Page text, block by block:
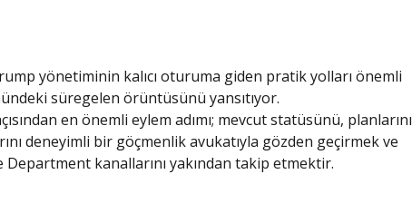
yönetiminin kalıcı oturuma giden pratik yolları önemli
süregelen örüntüsünü yansıtıyor.
en önemli eylem adımı; mevcut statüsünü, planlarını
deneyimli bir göçmenlik avukatıyla gözden geçirmek ve
Department kanallarını yakından takip etmektir.